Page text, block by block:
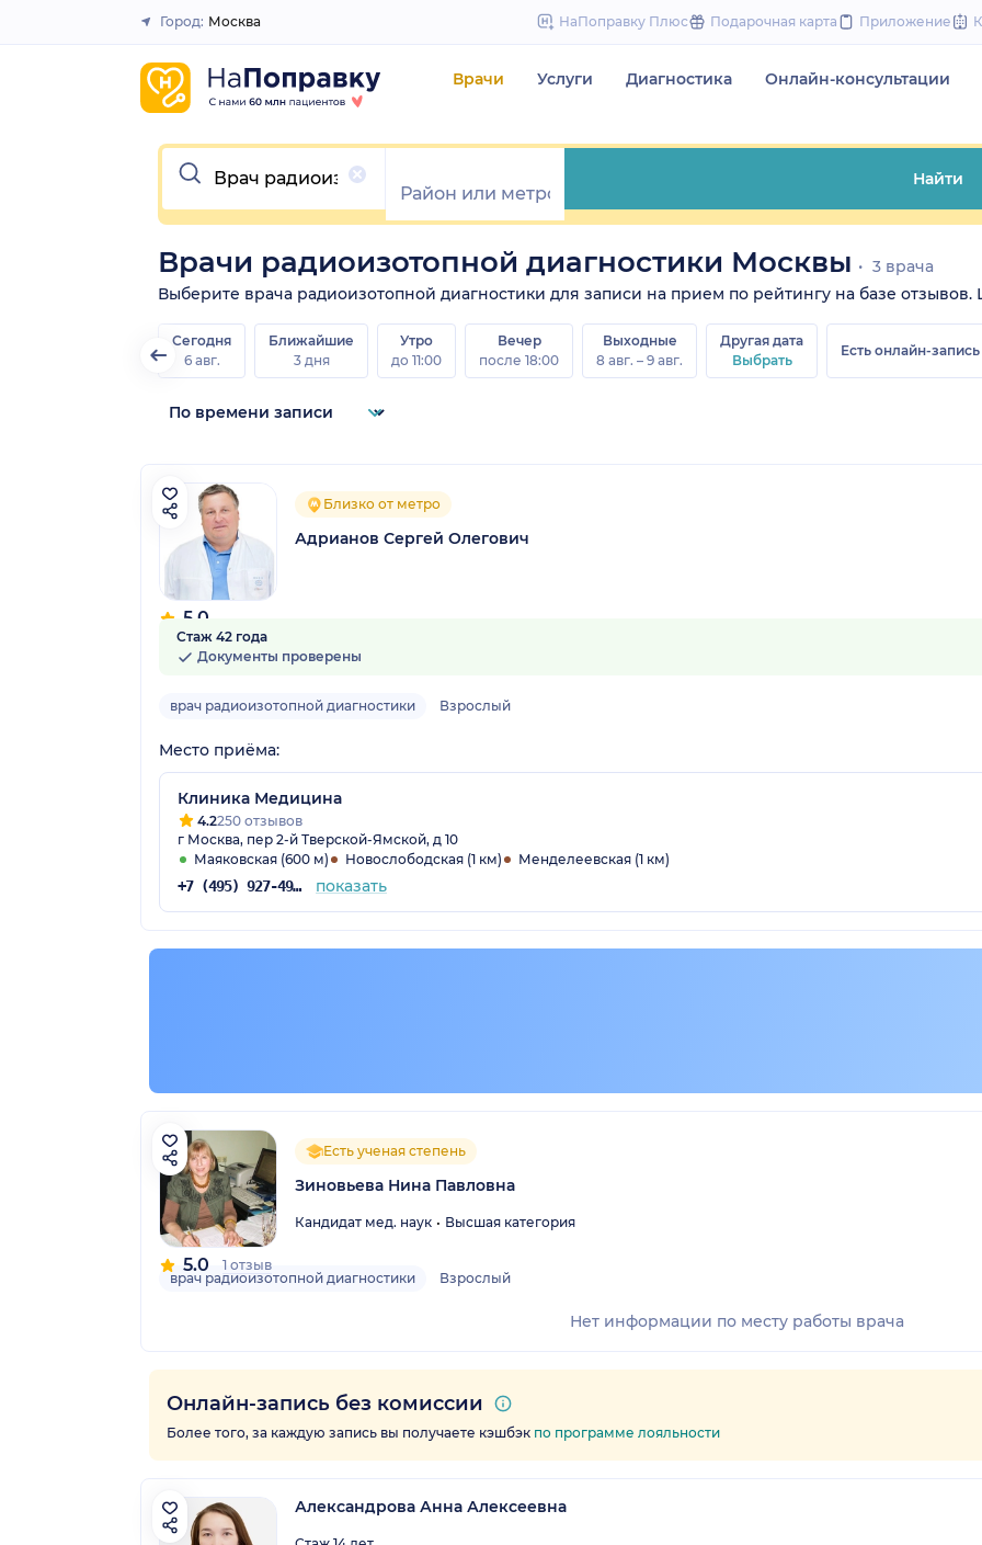
to
Закрыть
Город: Москва НаПоправку Плюс Подарочная карта Приложение
Врачи Услуги Диагностика Онлайн-консультации
Очистить
Найти
Врачи радиоизотопной диагностики Москвы
3 врача
Выберите врача радиоизотопной диагностики для записи на прием по рейтингу на базе отзывов.
Сегодня
6 авг.
Ближайшие
3 дня
Утро
до 11:00
Вечер
после 18:00
Выходные
8 авг. – 9 авг.
Другая дата
Выбрать
Есть онлайн-запись
5.0
3 отзыва
Близко от метро
Адрианов Сергей Олегович
Стаж 42 года
Документы проверены
врач радиоизотопной диагностики Взрослый
Место приёма:
Клиника Медицина
4.2250 отзывов
г Москва, пер 2-й Тверской-Ямской, д 10
Маяковская (600 м)
Новослободская (1 км) Менделеевская (1 км)
+7 (495) 927-49-17 показать
5.0 1 отзыв
Есть ученая степень
Зиновьева Нина Павловна
Кандидат мед. наук Высшая категория
врач радиоизотопной диагностики Взрослый
Нет информации по месту работы врача
Онлайн-запись без комиссии
Более того, за каждую запись вы получаете кэшбэк по программе лояльности
Александрова Анна Алексеевна